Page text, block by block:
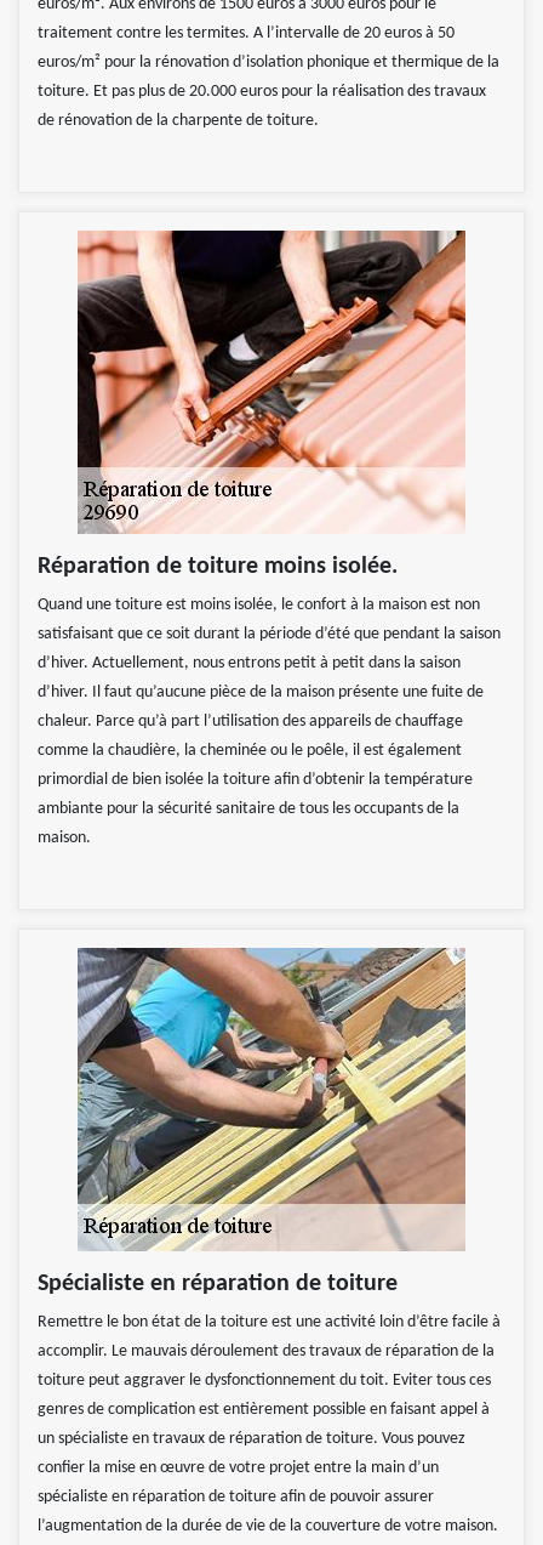
euros/m². Aux environs de 1500 euros à 3000 euros pour le
traitement contre les termites. A l’intervalle de 20 euros à 50
euros/m² pour la rénovation d’isolation phonique et thermique de la
toiture. Et pas plus de 20.000 euros pour la réalisation des travaux
de rénovation de la charpente de toiture.
Réparation de toiture moins isolée.
Quand une toiture est moins isolée, le confort à la maison est non
satisfaisant que ce soit durant la période d’été que pendant la saison
d’hiver. Actuellement, nous entrons petit à petit dans la saison
d’hiver. Il faut qu’aucune pièce de la maison présente une fuite de
chaleur. Parce qu’à part l’utilisation des appareils de chauffage
comme la chaudière, la cheminée ou le poêle, il est également
primordial de bien isolée la toiture afin d’obtenir la température
ambiante pour la sécurité sanitaire de tous les occupants de la
maison.
Spécialiste en réparation de toiture
Remettre le bon état de la toiture est une activité loin d’être facile à
accomplir. Le mauvais déroulement des travaux de réparation de la
toiture peut aggraver le dysfonctionnement du toit. Eviter tous ces
genres de complication est entièrement possible en faisant appel à
un spécialiste en travaux de réparation de toiture. Vous pouvez
confier la mise en œuvre de votre projet entre la main d’un
spécialiste en réparation de toiture afin de pouvoir assurer
l’augmentation de la durée de vie de la couverture de votre maison.